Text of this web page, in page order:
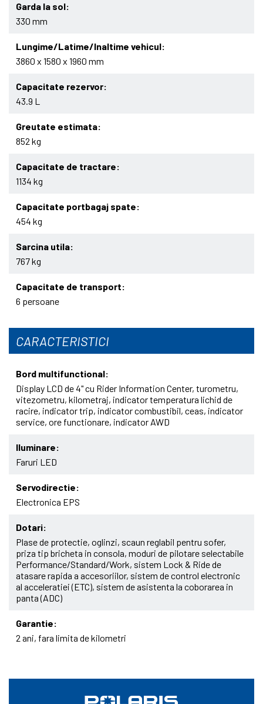
Garda la sol
330 mm
Lungime/Latime/Inaltime vehicul
3860 x 1580 x 1960 mm
Capacitate rezervor
43.9 L
Greutate estimata
852 kg
Capacitate de tractare
1134 kg
Capacitate portbagaj spate
454 kg
Sarcina utila
767 kg
Capacitate de transport
6 persoane
CARACTERISTICI
Bord multifunctional
Display LCD de 4" cu Rider Information Center, turometru,
vitezometru, kilometraj, indicator temperatura lichid de
racire, indicator trip, indicator combustibil, ceas, indicator
service, ore functionare, indicator AWD
Iluminare
Faruri LED
Servodirectie
Electronica EPS
Dotari
Plase de protectie, oglinzi, scaun reglabil pentru sofer,
priza tip bricheta in consola, moduri de pilotare selectabile
Performance/Standard/Work, sistem Lock & Ride de
atasare rapida a accesoriilor, sistem de control electronic
al acceleratiei (ETC), sistem de asistenta la coborarea in
panta (ADC)
Garantie
2 ani, fara limita de kilometri